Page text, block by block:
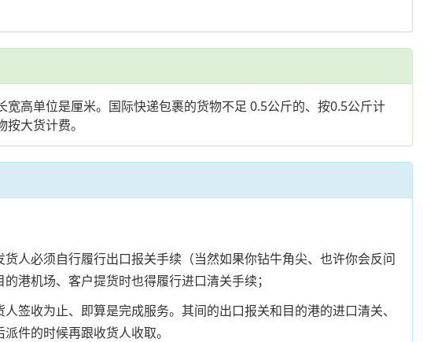
高单位是厘米。国际快递包裹的货物不足 0.5公斤的、按0.5公斤计
大货计费。
人必须自行履行出口报关手续（当然如果你钻牛角尖、也许你会反问
港机场、客户提货时也得履行进口清关手续；
签收为止、即算是完成服务。其间的出口报关和目的港的进口清关、
件的时候再跟收货人收取。